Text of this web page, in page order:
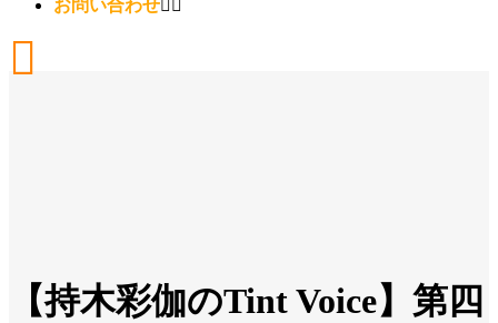
お問い合わせ
【持木彩伽のTint Voice】第四